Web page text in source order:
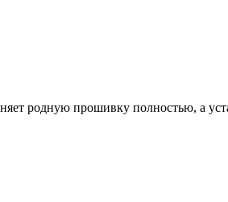
родную прошивку полностью, а